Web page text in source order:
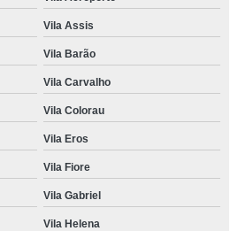
Vila Assis
Vila Barão
Vila Carvalho
Vila Colorau
Vila Eros
Vila Fiore
Vila Gabriel
Vila Helena